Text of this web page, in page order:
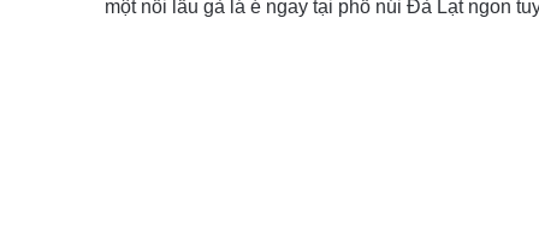
một nồi lẩu gà lá é ngay tại phố núi Đà Lạt ngon